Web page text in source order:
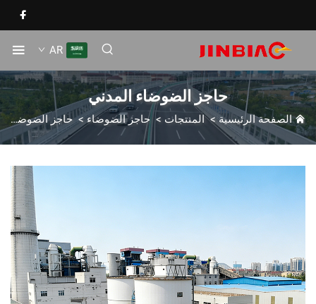
AR
حاجز الضوضاء المدني
الصفحة الرئيسية>المنتجات>حاجز الضوضاء>حاجز الضوضاء المدني